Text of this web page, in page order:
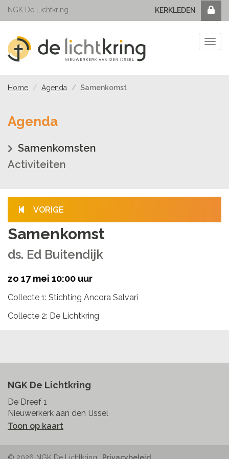
NGK De Lichtkring KERKLEDEN
Home Agenda Samenkomst
Agenda
Samenkomsten
Activiteiten
VORIGE
Samenkomst
ds. Ed Buitendijk
zo 17 mei 10:00 uur
Collecte 1: Stichting Ancora Salvari
Collecte 2: De Lichtkring
NGK De Lichtkring
De Dreef 1
Nieuwerkerk aan den IJssel
Toon op kaart